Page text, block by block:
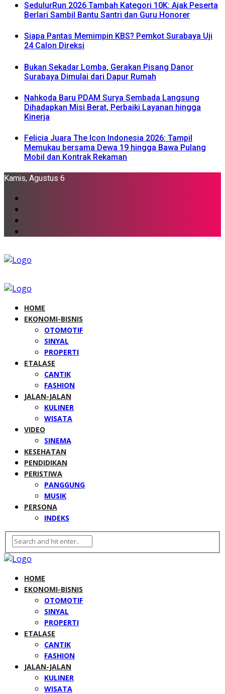
SedulurRun 2026 Tambah Kategori 10K: Ajak Peserta
Berlari Sambil Bantu Santri dan Guru Honorer
Siapa Pantas Memimpin KBS? Pemkot Surabaya Uji
24 Calon Direksi
Bukan Sekadar Lomba, Gerakan Pisang Danor
Surabaya Dimulai dari Dapur Rumah
Nahkoda Baru PDAM Surya Sembada Langsung
Dihadapkan Misi Berat, Perbaiki Layanan hingga
Kinerja
Felicia Juara The Icon Indonesia 2026: Tampil
Memukau bersama Dewa 19 hingga Bawa Pulang
Mobil dan Kontrak Rekaman
Kamis, Agustus 6
HOME
EKONOMI-BISNIS
OTOMOTIF
SINYAL
PROPERTI
ETALASE
CANTIK
FASHION
JALAN-JALAN
KULINER
WISATA
VIDEO
SINEMA
KESEHATAN
PENDIDIKAN
PERISTIWA
PANGGUNG
MUSIK
PERSONA
INDEKS
HOME
EKONOMI-BISNIS
OTOMOTIF
SINYAL
PROPERTI
ETALASE
CANTIK
FASHION
JALAN-JALAN
KULINER
WISATA